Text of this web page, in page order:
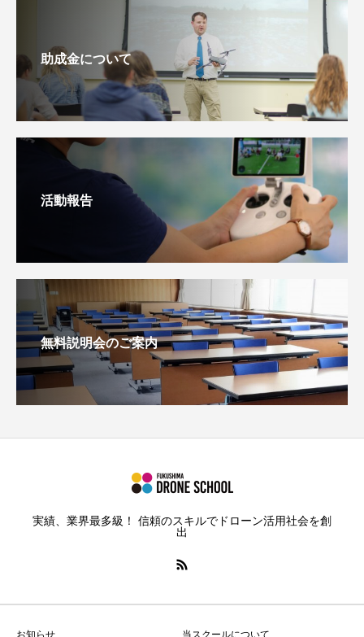
助成金について
活動報告
無料説明会のご案内
実績、業界最多級！ 信頼のスキルでドローン活用社会を創
出
お知らせ 当スクールについて